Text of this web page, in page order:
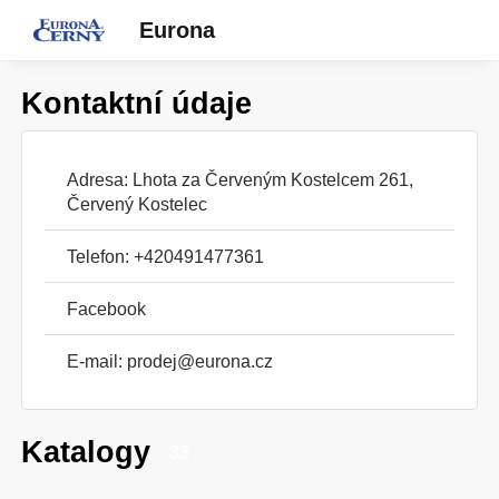
Eurona
Kontaktní údaje
Adresa: Lhota za Červeným Kostelcem 261,
Červený Kostelec
Telefon: +420491477361
Facebook
E-mail: prodej@eurona.cz
Katalogy